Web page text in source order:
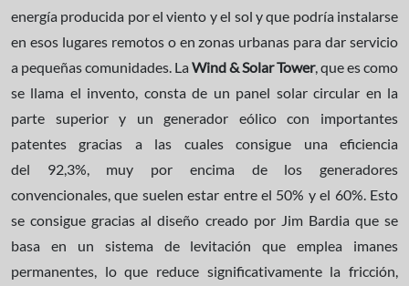
energía producida por el viento y el sol y que podría instalarse
en esos lugares remotos o en zonas urbanas para dar servicio
a pequeñas comunidades. La Wind & Solar Tower, que es como
se llama el invento, consta de un panel solar circular en la
parte superior y un generador eólico con importantes
patentes gracias a las cuales consigue una eficiencia
del 92,3%, muy por encima de los generadores
convencionales, que suelen estar entre el 50% y el 60%. Esto
se consigue gracias al diseño creado por Jim Bardia que se
basa en un sistema de levitación que emplea imanes
permanentes, lo que reduce significativamente la fricción,